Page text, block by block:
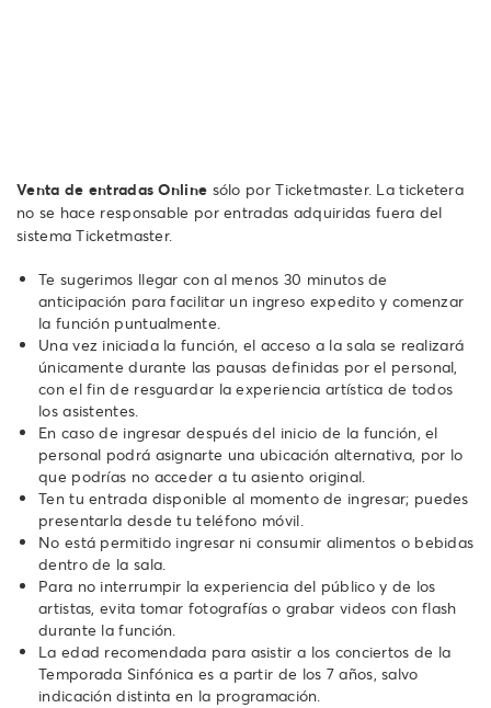
Venta de entradas Online sólo por Ticketmaster. La ticketera
no se hace responsable por entradas adquiridas fuera del
sistema Ticketmaster.
Te sugerimos llegar con al menos 30 minutos de
anticipación para facilitar un ingreso expedito y comenzar
la función puntualmente.
Una vez iniciada la función, el acceso a la sala se realizará
únicamente durante las pausas definidas por el personal,
con el fin de resguardar la experiencia artística de todos
los asistentes.
En caso de ingresar después del inicio de la función, el
personal podrá asignarte una ubicación alternativa, por lo
que podrías no acceder a tu asiento original.
Ten tu entrada disponible al momento de ingresar; puedes
presentarla desde tu teléfono móvil.
No está permitido ingresar ni consumir alimentos o bebidas
dentro de la sala.
Para no interrumpir la experiencia del público y de los
artistas, evita tomar fotografías o grabar videos con flash
durante la función.
La edad recomendada para asistir a los conciertos de la
Temporada Sinfónica es a partir de los 7 años, salvo
indicación distinta en la programación.